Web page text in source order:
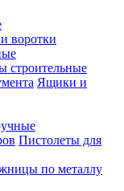
воротки
строительные
Ящики и
Пистолеты для
по металлу